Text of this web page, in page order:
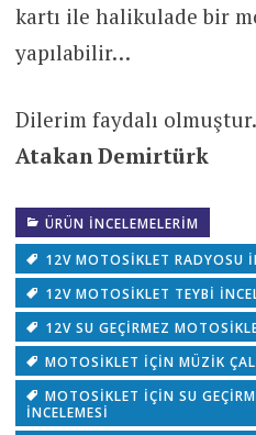
kartı ile halikulade bir
yapılabilir…
Dilerim faydalı olmuştur.
Atakan Demirtürk
ÜRÜN INCELEMELERIM
12V MOTOSIKLET RADYOSU
12V MOTOSIKLET TEYBI
12V SU GEÇIRMEZ
MOTOSIKLET IÇIN MÜZIK
MOTOSIKLET IÇIN SU
INCELEMESI